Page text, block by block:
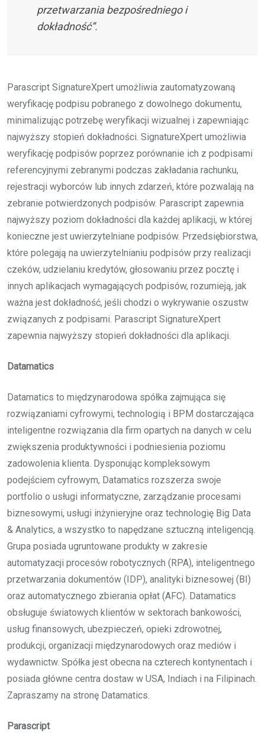
przetwarzania bezpośredniego i
dokładność”.
Parascript SignatureXpert umożliwia zautomatyzowaną
weryfikację podpisu pobranego z dowolnego dokumentu,
minimalizując potrzebę weryfikacji wizualnej i zapewniając
najwyższy stopień dokładności. SignatureXpert umożliwia
weryfikację podpisów poprzez porównanie ich z podpisami
referencyjnymi zebranymi podczas zakładania rachunku,
rejestracji wyborców lub innych zdarzeń, które pozwalają na
zebranie potwierdzonych podpisów. Parascript zapewnia
najwyższy poziom dokładności dla każdej aplikacji, w której
konieczne jest uwierzytelniane podpisów. Przedsiębiorstwa,
które polegają na uwierzytelnianiu podpisów przy realizacji
czeków, udzielaniu kredytów, głosowaniu przez pocztę i
innych aplikacjach wymagających podpisów, rozumieją, jak
ważna jest dokładność, jeśli chodzi o wykrywanie oszustw
związanych z podpisami. Parascript SignatureXpert
zapewnia najwyższy stopień dokładności dla aplikacji.
Datamatics
Datamatics to międzynarodowa spółka zajmująca się
rozwiązaniami cyfrowymi, technologią i BPM dostarczająca
inteligentne rozwiązania dla firm opartych na danych w celu
zwiększenia produktywności i podniesienia poziomu
zadowolenia klienta. Dysponując kompleksowym
podejściem cyfrowym, Datamatics rozszerza swoje
portfolio o usługi informatyczne, zarządzanie procesami
biznesowymi, usługi inżynieryjne oraz technologię Big Data
& Analytics, a wszystko to napędzane sztuczną inteligencją.
Grupa posiada ugruntowane produkty w zakresie
automatyzacji procesów robotycznych (RPA), inteligentnego
przetwarzania dokumentów (IDP), analityki biznesowej (BI)
oraz automatycznego zbierania opłat (AFC). Datamatics
obsługuje światowych klientów w sektorach bankowości,
usług finansowych, ubezpieczeń, opieki zdrowotnej,
produkcji, organizacji międzynarodowych oraz mediów i
wydawnictw. Spółka jest obecna na czterech kontynentach i
posiada główne centra dostaw w USA, Indiach i na Filipinach.
Zapraszamy na stronę Datamatics.
Parascript